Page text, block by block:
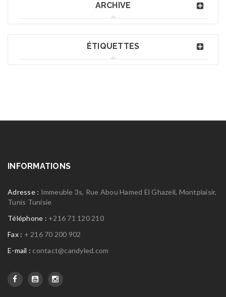
ARCHIVE
ÉTIQUETTES
INFORMATIONS
Adresse : Immeuble 3s, Rue Abou Hamed El Ghazeli, Montplaisir,
Tunis Tunisie
Téléphone : +216 71 120 210
Fax : + 216 70 200 902
E-mail : contact@candyled.com